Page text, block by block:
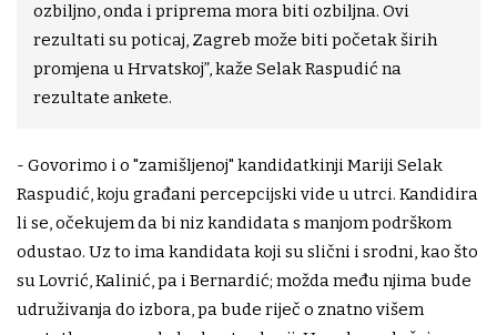
ozbiljno, onda i priprema mora biti ozbiljna. Ovi
rezultati su poticaj, Zagreb može biti početak širih
promjena u Hrvatskoj”, kaže Selak Raspudić na
rezultate ankete.
- Govorimo i o "zamišljenoj" kandidatkinji Mariji Selak
Raspudić, koju građani percepcijski vide u utrci. Kandidira
li se, očekujem da bi niz kandidata s manjom podrškom
odustao. Uz to ima kandidata koji su slični i srodni, kao što
su Lovrić, Kalinić, pa i Bernardić; možda među njima bude
udruživanja do izbora, pa bude riječ o znatno višem